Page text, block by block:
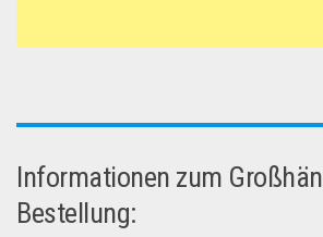
Informationen zum
Bestellung: